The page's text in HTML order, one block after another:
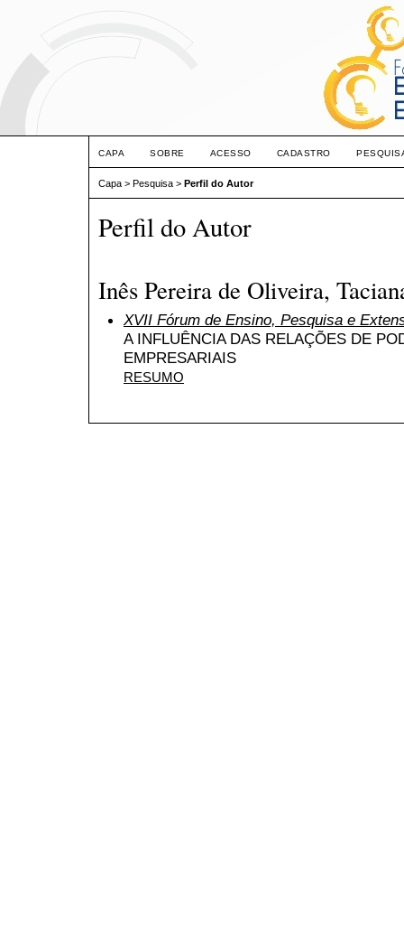
CAPA SOBRE ACESSO CADASTRO
Capa > Pesquisa > Perfil do Autor
Perfil do Autor
Inês Pereira de Oliveira,
XVII Fórum de Ensino, Pesquisa e
A INFLUÊNCIA DAS RELAÇÕES DE
EMPRESARIAIS
RESUMO